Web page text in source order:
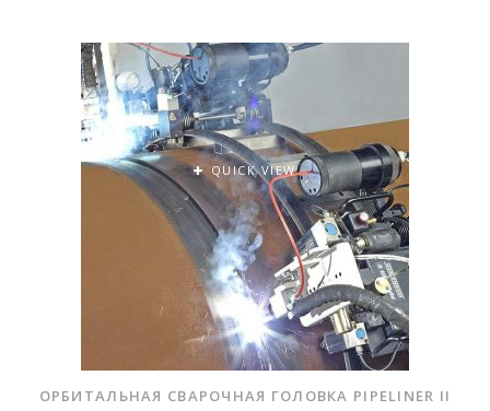
QUICK VIEW
ОРБИТАЛЬНАЯ СВАРОЧНАЯ ГОЛОВКА PIPELINER II